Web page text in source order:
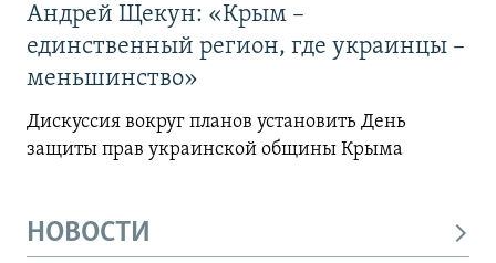
Андрей Щекун: «Крым –
единственный регион, где украинцы –
меньшинство»
Дискуссия вокруг планов установить День
защиты прав украинской общины Крыма
НОВОСТИ